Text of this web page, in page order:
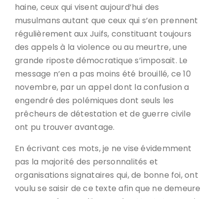
haine, ceux qui visent aujourd’hui des
musulmans autant que ceux qui s’en prennent
régulièrement aux Juifs, constituant toujours
des appels à la violence ou au meurtre, une
grande riposte démocratique s’imposait. Le
message n’en a pas moins été brouillé, ce 10
novembre, par un appel dont la confusion a
engendré des polémiques dont seuls les
prêcheurs de détestation et de guerre civile
ont pu trouver avantage.
En écrivant ces mots, je ne vise évidemment
pas la majorité des personnalités et
organisations signataires qui, de bonne foi, ont
voulu se saisir de ce texte afin que ne demeure